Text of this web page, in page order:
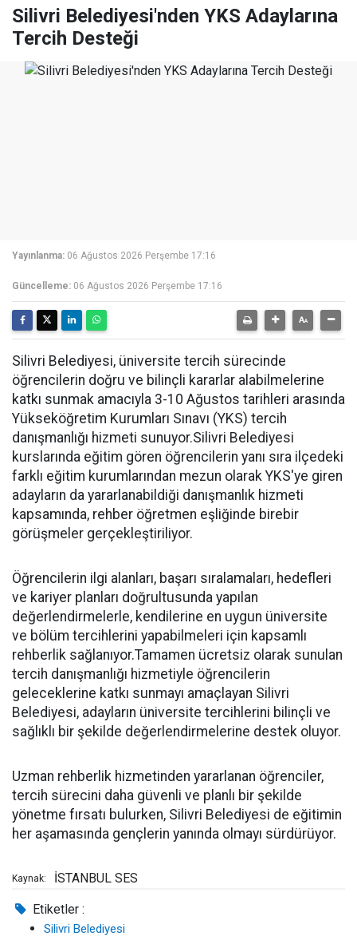
Silivri Belediyesi'nden YKS Adaylarına
Tercih Desteği
Yayınlanma: 06 Ağustos 2026 Perşembe 17:16
Güncelleme: 06 Ağustos 2026 Perşembe 17:16
Silivri Belediyesi, üniversite tercih sürecinde
öğrencilerin doğru ve bilinçli kararlar alabilmelerine
katkı sunmak amacıyla 3-10 Ağustos tarihleri arasında
Yükseköğretim Kurumları Sınavı (YKS) tercih
danışmanlığı hizmeti sunuyor.Silivri Belediyesi
kurslarında eğitim gören öğrencilerin yanı sıra ilçedeki
farklı eğitim kurumlarından mezun olarak YKS'ye giren
adayların da yararlanabildiği danışmanlık hizmeti
kapsamında, rehber öğretmen eşliğinde birebir
görüşmeler gerçekleştiriliyor.
Öğrencilerin ilgi alanları, başarı sıralamaları, hedefleri
ve kariyer planları doğrultusunda yapılan
değerlendirmelerle, kendilerine en uygun üniversite
ve bölüm tercihlerini yapabilmeleri için kapsamlı
rehberlik sağlanıyor.Tamamen ücretsiz olarak sunulan
tercih danışmanlığı hizmetiyle öğrencilerin
geleceklerine katkı sunmayı amaçlayan Silivri
Belediyesi, adayların üniversite tercihlerini bilinçli ve
sağlıklı bir şekilde değerlendirmelerine destek oluyor.
Uzman rehberlik hizmetinden yararlanan öğrenciler,
tercih sürecini daha güvenli ve planlı bir şekilde
yönetme fırsatı bulurken, Silivri Belediyesi de eğitimin
her aşamasında gençlerin yanında olmayı sürdürüyor.
Kaynak: İSTANBUL SES
Etiketler :
Silivri Belediyesi